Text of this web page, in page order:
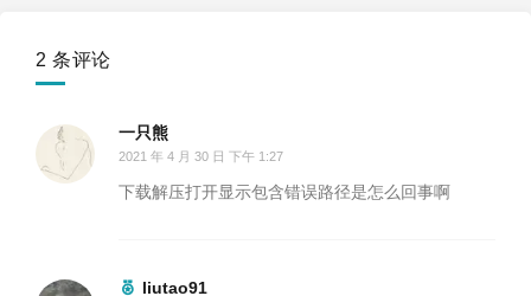
2 条评论
一只熊
2021 年 4 月 30 日 下午 1:27
下载解压打开显示包含错误路径是怎么回事啊
liutao91